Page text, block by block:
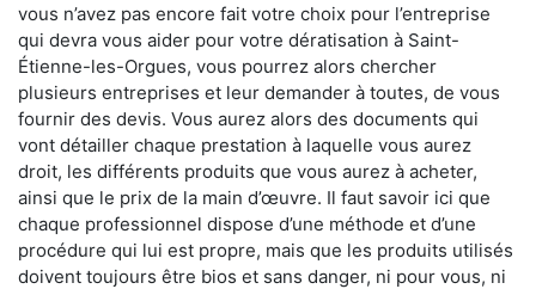
vous n’avez pas encore fait votre choix pour l’entreprise
qui devra vous aider pour votre dératisation à Saint-
Étienne-les-Orgues, vous pourrez alors chercher
plusieurs entreprises et leur demander à toutes, de vous
fournir des devis. Vous aurez alors des documents qui
vont détailler chaque prestation à laquelle vous aurez
droit, les différents produits que vous aurez à acheter,
ainsi que le prix de la main d’œuvre. Il faut savoir ici que
chaque professionnel dispose d’une méthode et d’une
procédure qui lui est propre, mais que les produits utilisés
doivent toujours être bios et sans danger, ni pour vous, ni